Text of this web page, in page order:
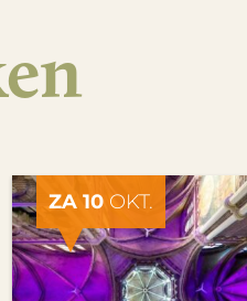
ZA 10OKT.